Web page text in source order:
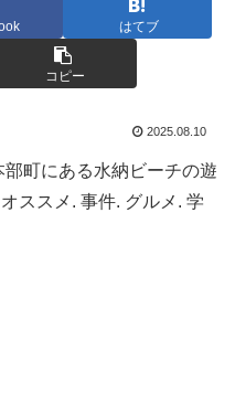
はてブ
コピー
2025.08.10
町にある水納ビーチの遊
ススメ. 事件. グルメ. 学